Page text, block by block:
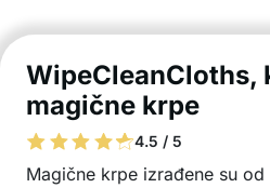
WipeCleanCloths,
magične krpe
4.5 / 5
Magične krpe izrađene su